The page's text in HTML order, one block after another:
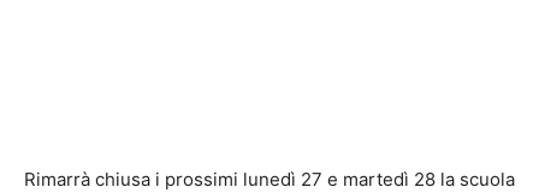
Rimarrà chiusa i prossimi lunedì 27 e martedì 28 la scuola